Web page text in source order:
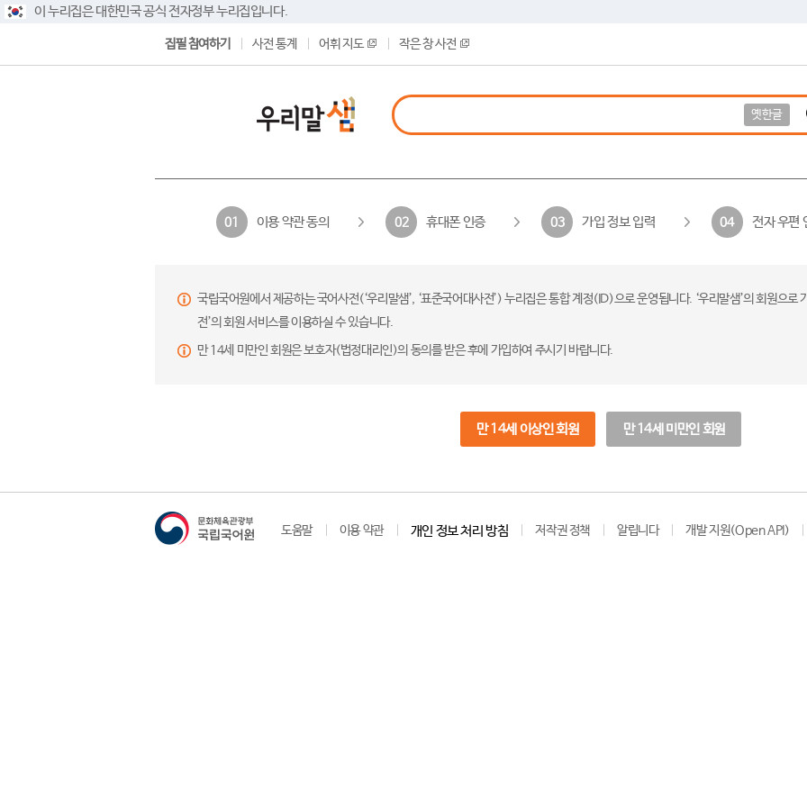
이 누리집은 대한민국 공식 전자정부 누리집입니다.
집필 참여하기 사전 통계 어휘 지도 작은 창 사전
옛한글
01 이용 약관 동의 02 휴대폰 인증 03 가입 정보 입력 04 전자 우편
국립국어원에서 제공하는 국어사전(‘우리말샘’, ‘표준국어대사전’) 누리집은 통합 계정(ID)으로 운영됩니다. ‘우리말샘’의 회원으
전’의 회원 서비스를 이용하실 수 있습니다.
만 14세 미만인 회원은 보호자(법정대리인)의 동의를 받은 후에 가입하여 주시기 바랍니다.
만 14세 이상인 회원 만 14세 미만인 회원
도움말 이용 약관 개인 정보 처리 방침 저작권 정책 알립니다 개발 지원(Open API)